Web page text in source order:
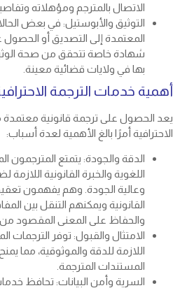
الاتصال بالمترجم ومؤهلاته
التوثيق والأبوستيل: في بعض
المعتمدة إلى التصديق أو
شهادة خاصة تتحقق من صحة
بها في ولايات قضائية معينة.
أهمية خدمات الترجمة
يعد الحصول على ترجمة قانونية
الاحترافية أمرًا بالغ الأهمية لعدة أسباب:
الدقة والجودة: يتمتع المترجمون
اللغوية والخبرة القانونية
وعالية الجودة. وهم يفهمون
القانونية ويمكنهم التنقل بين
والحفاظ على المعنى المقصود من
الامتثال والقبول: توفر الترجمات
اللازمة للدقة والموثوقية، مما
المستندات المترجمة.
السرية وأمن البيانات: تحافظ